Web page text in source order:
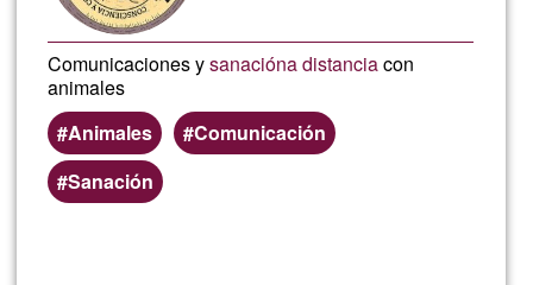
Comunicaciones ysanacióna distanciacon
animales
Animales
Comunicación
Sanación